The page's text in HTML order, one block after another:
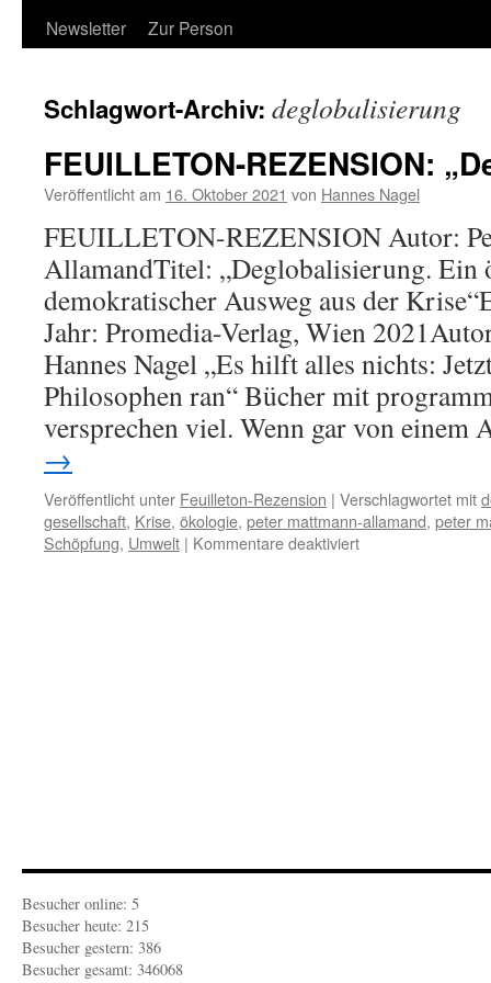
Newsletter
Zur Person
Schlagwort-Archiv: deglobalisierung
FEUILLETON-REZENSION:
Veröffentlicht am 16. Oktober 2021 von Hannes Nagel
FEUILLETON-REZENSION Autor:
AllamandTitel: „Deglobalisierung. Ein
demokratischer Ausweg aus der
Jahr: Promedia-Verlag, Wien
Hannes Nagel „Es hilft alles nichts:
Philosophen ran“ Bücher mit
versprechen viel. Wenn gar von
→
Veröffentlicht unter Feuilleton-Rezension | Verschlagwortet mit
gesellschaft, Krise, ökologie, peter mattmann-allamand, peter
Schöpfung, Umwelt | Kommentare deaktiviertfür
Besucher online: 5
Besucher heute: 215
Besucher gestern: 386
Besucher gesamt: 346068